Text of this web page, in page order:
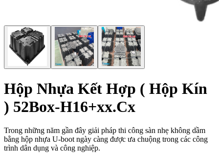
Hộp Nhựa Kết Hợp ( Hộp Kín
) 52Box-H16+xx.Cx
Trong những năm gần đây giải pháp thi công sàn nhẹ không dầm
bằng hộp nhựa U-boot ngày càng được ưa chuộng trong các công
trình dân dụng và công nghiệp.